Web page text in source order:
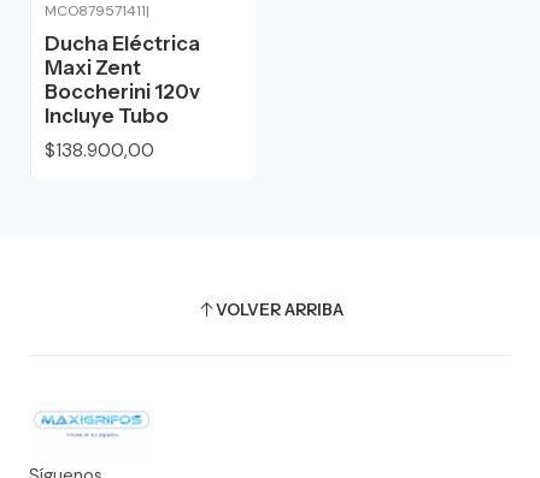
MCO879571411|
Ducha Eléctrica
Maxi Zent
Boccherini 120v
Incluye Tubo
$138.900,00
VOLVER ARRIBA